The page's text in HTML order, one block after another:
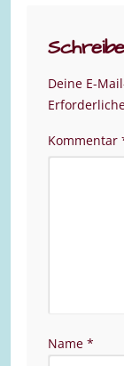
Deine E-
Kommentar
Name *